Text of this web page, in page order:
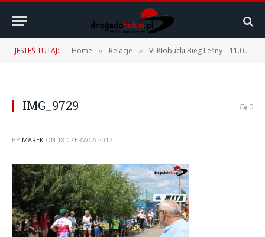
JESTEŚ TUTAJ: Home » Relacje » VI Kłobucki Bieg Leśny – 11.06.2017 r.
IMG_9729 0
BY MAREK ON 18 CZERWCA 2017